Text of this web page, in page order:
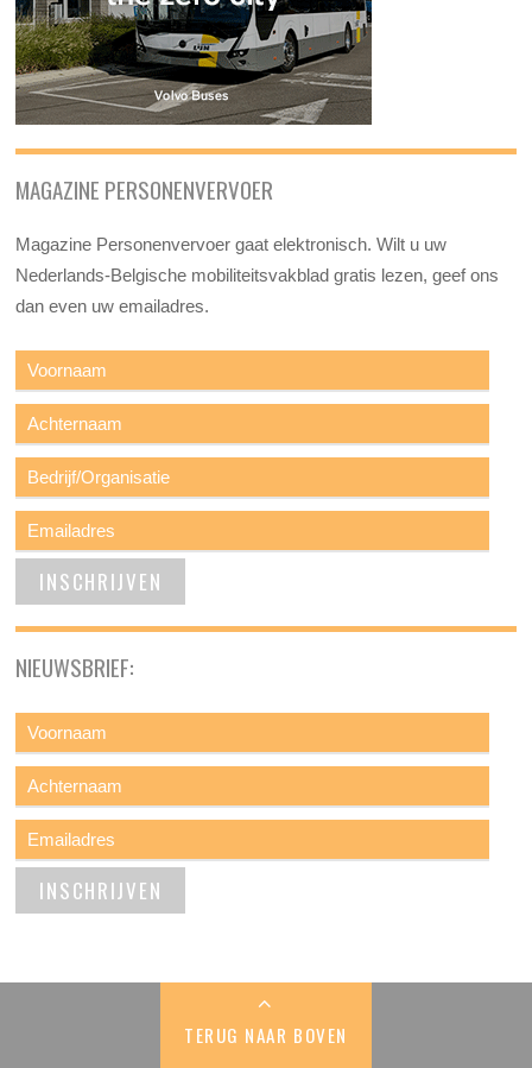
MAGAZINE PERSONENVERVOER
Magazine Personenvervoer gaat elektronisch. Wilt u uw
Nederlands-Belgische mobiliteitsvakblad gratis lezen, geef ons
dan even uw emailadres.
NIEUWSBRIEF:
TERUG NAAR BOVEN